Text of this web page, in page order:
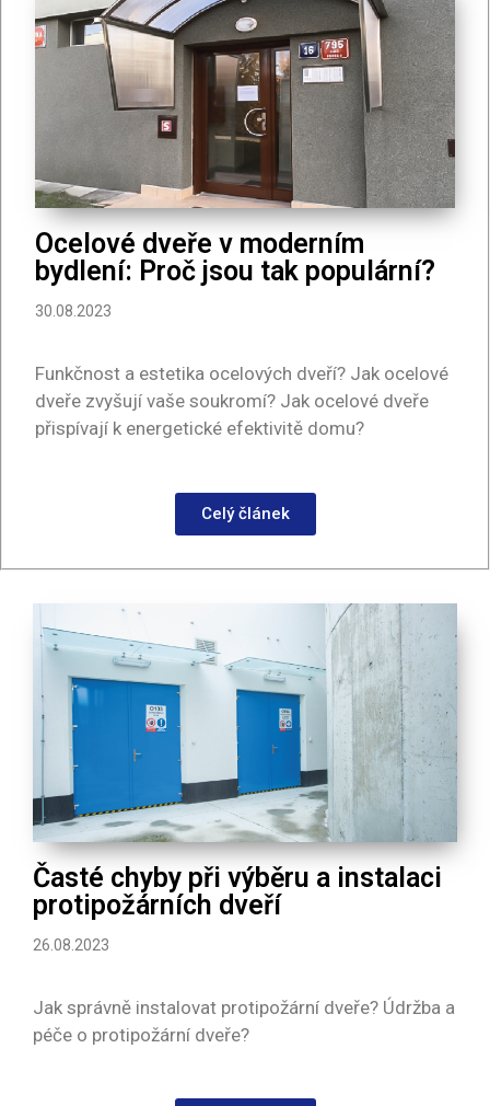
Ocelové dveře v moderním
bydlení: Proč jsou tak populární?
30.08.2023
Funkčnost a estetika ocelových dveří? Jak ocelové
dveře zvyšují vaše soukromí? Jak ocelové dveře
přispívají k energetické efektivitě domu?
Celý článek
Časté chyby při výběru a instalaci
protipožárních dveří
26.08.2023
Jak správně instalovat protipožární dveře? Údržba a
péče o protipožární dveře?